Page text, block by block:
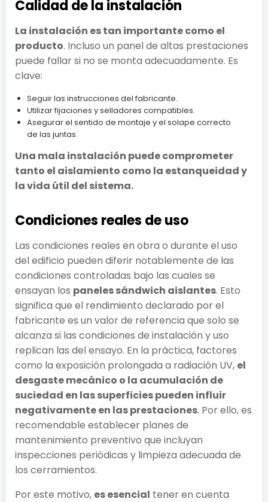
Calidad de la instalación
La instalación es tan importante como el
producto. Incluso un panel de altas prestaciones
puede fallar si no se monta adecuadamente. Es
clave:
Seguir las instrucciones del fabricante.
Utilizar fijaciones y selladores compatibles.
Asegurar el sentido de montaje y el solape correcto
de las juntas.
Una mala instalación puede comprometer
tanto el aislamiento como la estanqueidad y
la vida útil del sistema.
Condiciones reales de uso
Las condiciones reales en obra o durante el uso
del edificio pueden diferir notablemente de las
condiciones controladas bajo las cuales se
ensayan los paneles sándwich aislantes. Esto
significa que el rendimiento declarado por el
fabricante es un valor de referencia que solo se
alcanza si las condiciones de instalación y uso
replican las del ensayo. En la práctica, factores
como la exposición prolongada a radiación UV, el
desgaste mecánico o la acumulación de
suciedad en las superficies pueden influir
negativamente en las prestaciones. Por ello, es
recomendable establecer planes de
mantenimiento preventivo que incluyan
inspecciones periódicas y limpieza adecuada de
los cerramientos.
Por este motivo, es esencial tener en cuenta